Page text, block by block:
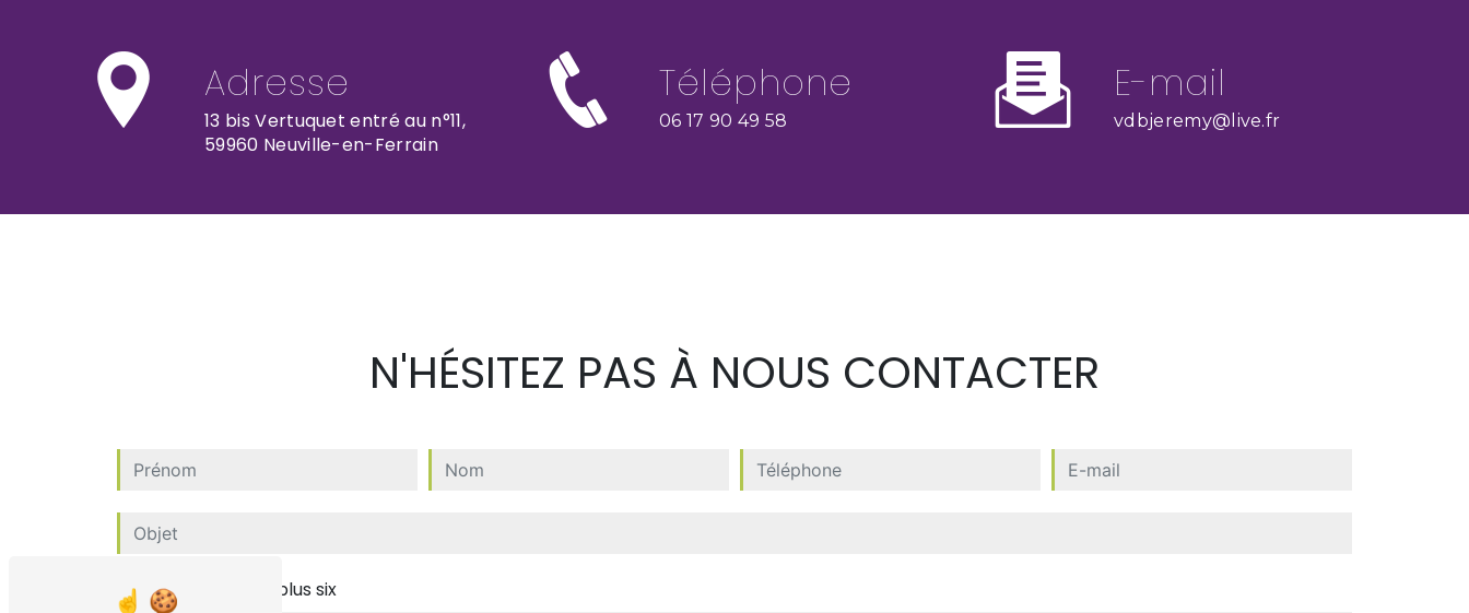
Adresse
13 bis Vertuquet entré au n°11,
59960 Neuville-en-Ferrain
Téléphone
06 17 90 49 58
E-mail
vdbjeremy@live.fr
N'HÉSITEZ PAS À NOUS CONTACTER
Combien font huit plus six